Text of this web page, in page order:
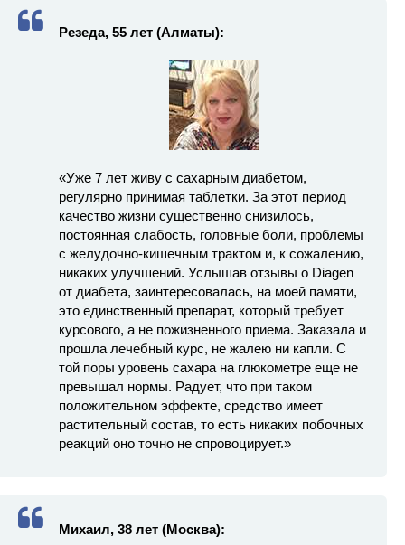
Резеда, 55 лет (Алматы):
«Уже 7 лет живу с сахарным диабетом,
регулярно принимая таблетки. За этот период
качество жизни существенно снизилось,
постоянная слабость, головные боли, проблемы
с желудочно-кишечным трактом и, к сожалению,
никаких улучшений. Услышав отзывы о Diagen
от диабета, заинтересовалась, на моей памяти,
это единственный препарат, который требует
курсового, а не пожизненного приема. Заказала и
прошла лечебный курс, не жалею ни капли. С
той поры уровень сахара на глюкометре еще не
превышал нормы. Радует, что при таком
положительном эффекте, средство имеет
растительный состав, то есть никаких побочных
реакций оно точно не спровоцирует.»
Михаил, 38 лет (Москва):